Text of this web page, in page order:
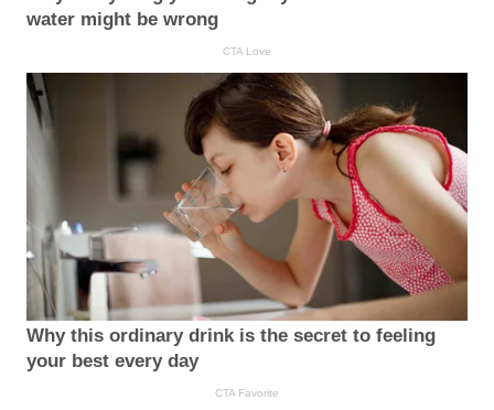
water might be wrong
CTA Love
Why this ordinary drink is the secret to feeling
your best every day
CTA Favorite